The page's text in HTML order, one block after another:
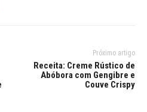
Próximo artigo
Receita: Creme Rústico de
Abóbora com Gengibre e
Couve Crispy